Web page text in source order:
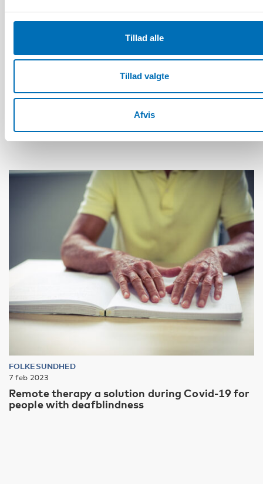
Tillad alle
Tillad valgte
Afvis
20 jun 2023
Dagverksamhet bra prevention för människor
FOLKESUNDHED
7 feb 2023
Remote therapy a solution during Covid-19 for
people with deafblindness